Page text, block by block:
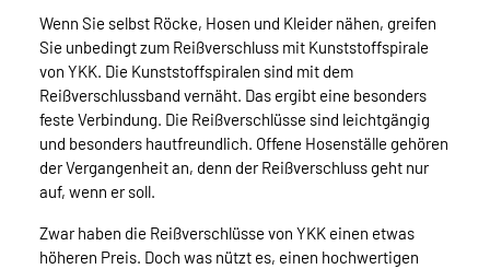
Wenn Sie selbst Röcke, Hosen und Kleider nähen, greifen
Sie unbedingt zum Reißverschluss mit Kunststoffspirale
von YKK. Die Kunststoffspiralen sind mit dem
Reißverschlussband vernäht. Das ergibt eine besonders
feste Verbindung. Die Reißverschlüsse sind leichtgängig
und besonders hautfreundlich. Offene Hosenställe gehören
der Vergangenheit an, denn der Reißverschluss geht nur
auf, wenn er soll.
Zwar haben die Reißverschlüsse von YKK einen etwas
höheren Preis. Doch was nützt es, einen hochwertigen